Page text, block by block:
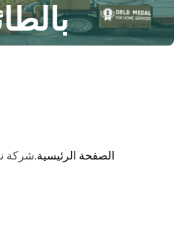
الصفحة الرئيسية.شركة